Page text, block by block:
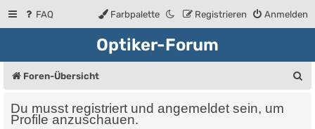
FAQ Anmelden
Registrieren
Farbpalette
Optiker-Forum
Foren-Übersicht
Du musst registriert und angemeldet sein, um
Profile anzuschauen.